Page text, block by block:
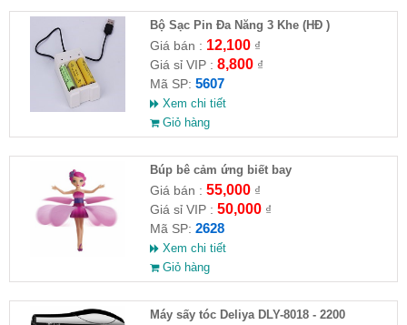
Bộ Sạc Pin Đa Năng 3 Khe (HĐ )
Giá bán : 12,100₫
Giá sỉ VIP : 8,800₫
Mã SP: 5607
Xem chi tiết
Giỏ hàng
​Búp bê cảm ứng biết bay
Giá bán : 55,000₫
Giá sỉ VIP : 50,000₫
Mã SP: 2628
Xem chi tiết
Giỏ hàng
Máy sấy tóc Deliya DLY-8018 - 2200